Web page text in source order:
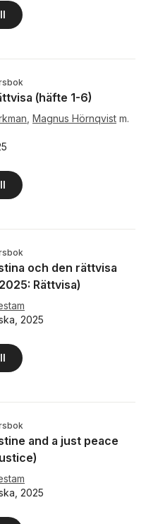
(häfte 1-6)
Magnus Hörnqvist m.
och den rättvisa
Rättvisa)
2025
and a just peace
2025